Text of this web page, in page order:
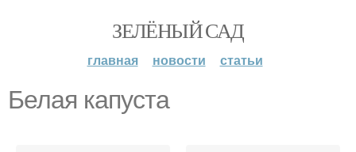
ЗЕЛЁНЫЙ САД
главная новости статьи
Белая капуста